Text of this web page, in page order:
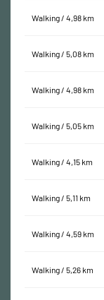
Walking / 4,98 km
Walking / 5,08 km
Walking / 4,98 km
Walking / 5,05 km
Walking / 4,15 km
Walking / 5,11 km
Walking / 4,59 km
Walking / 5,26 km